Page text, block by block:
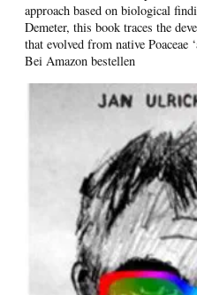
approach based on biological
Demeter, this book traces the
that evolved from native Poaceae
Bei Amazon bestellen